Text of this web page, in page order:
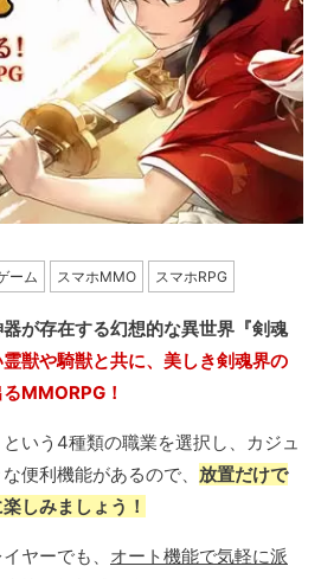
ーム スマホMMO スマホRPG
が存在する幻想的な異世界『剣魂
獣や騎獣と共に、美しき剣魂界の
MMORPG！
という4種類の職業を選択し、カジュ
便利機能があるので、 放置だけで
しみましょう！
ヤーでも、 オート機能で気軽に派